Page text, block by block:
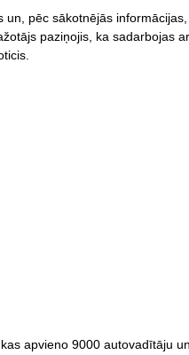
un, pēc sākotnējās
paziņojis, ka sadarbojas
apvieno 9000 autovadītāju